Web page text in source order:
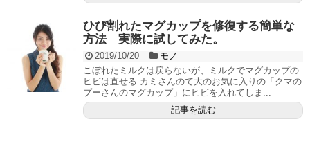
ひび割れたマグカップを修復する簡単な
方法 実際に試してみた。
2019/10/20
モノ
こぼれたミルクは戻らないが、ミルクでマグカップの
ヒビは直せる カミさんのて大のお気に入りの「クマの
プーさんのマグカップ」にヒビを入れてしま...
記事を読む